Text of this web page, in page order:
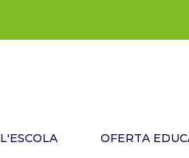
L'ESCOLA OFERTA